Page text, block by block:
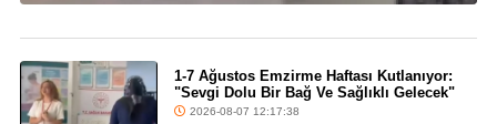
1-7 Ağustos Emzirme Haftası Kutlanıyor:
"Sevgi Dolu Bir Bağ Ve Sağlıklı Gelecek"
2026-08-07 12:17:38